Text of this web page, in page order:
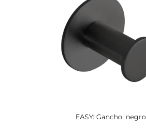
EASY: Gancho, negro